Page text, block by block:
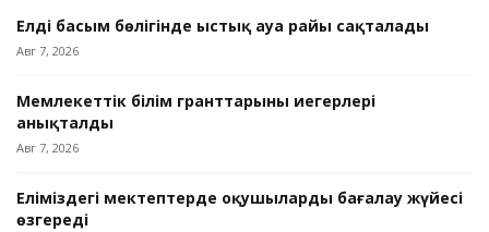
Елдің басым бөлігінде ыстық ауа райы сақталады
Авг 7, 2026
Мемлекеттік білім гранттарының иегерлері
анықталды
Авг 7, 2026
Еліміздегі мектептерде оқушыларды бағалау жүйесі
өзгереді